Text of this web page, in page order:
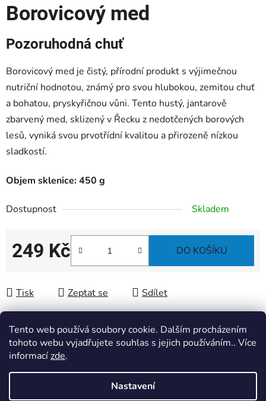
Tento web používá soubory cookie. Dalším procházením
tohoto webu vyjadřujete souhlas s jejich používáním.. Více
informacízde.
Nastavení
Borovicový med
Pozoruhodná chuť
Borovicový med je čistý, přírodní produkt s výjimečnou
nutriční hodnotou, známý pro svou hlubokou, zemitou chuť
a bohatou, pryskyřičnou vůni. Tento hustý, jantarově
zbarvený med, sklizený v Řecku z nedotčených borových
lesů, vyniká svou prvotřídní kvalitou a přirozeně nízkou
sladkostí.
Objem sklenice: 450 g
Dostupnost Skladem
249 Kč DO KOŠÍKU
Tisk Zeptat se Sdílet
Popis